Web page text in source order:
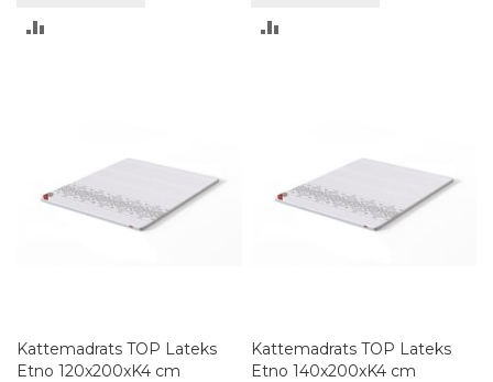
Kattemadrats TOP Lateks
Etno 120x200xK4 cm
Kattemadrats TOP Lateks
Etno 140x200xK4 cm